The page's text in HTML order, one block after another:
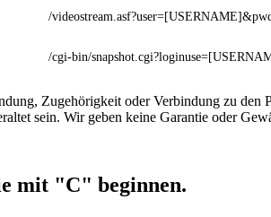
/
/cgi-bin/
Zugehörigkeit oder Verbindung zu
sein. Wir geben keine Garantie oder
mit "C" beginnen.